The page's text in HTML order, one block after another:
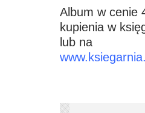
Album w cenie
kupienia w
lub na